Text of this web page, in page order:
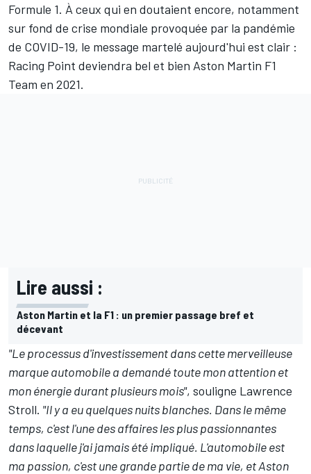
Formule 1. À ceux qui en doutaient encore, notamment
sur fond de crise mondiale provoquée par la pandémie
de COVID-19, le message martelé aujourd'hui est clair :
Racing Point deviendra bel et bien Aston Martin F1
Team en 2021.
Lire aussi :
Aston Martin et la F1 : un premier passage bref et
décevant
"Le processus d'investissement dans cette merveilleuse
marque automobile a demandé toute mon attention et
mon énergie durant plusieurs mois", souligne Lawrence
Stroll. "Il y a eu quelques nuits blanches. Dans le même
temps, c'est l'une des affaires les plus passionnantes
dans laquelle j'ai jamais été impliqué. L'automobile est
ma passion, c'est une grande partie de ma vie, et Aston